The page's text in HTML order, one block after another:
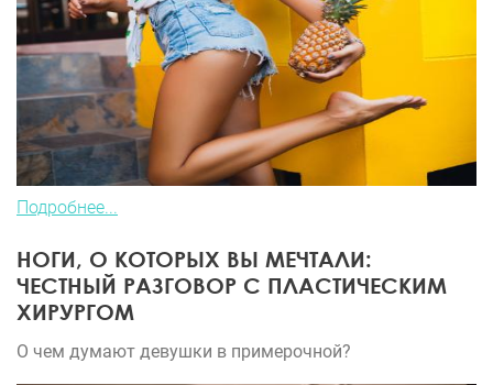
Подробнее...
НОГИ, О КОТОРЫХ ВЫ МЕЧТАЛИ:
ЧЕСТНЫЙ РАЗГОВОР С ПЛАСТИЧЕСКИМ
ХИРУРГОМ
О чем думают девушки в примерочной?